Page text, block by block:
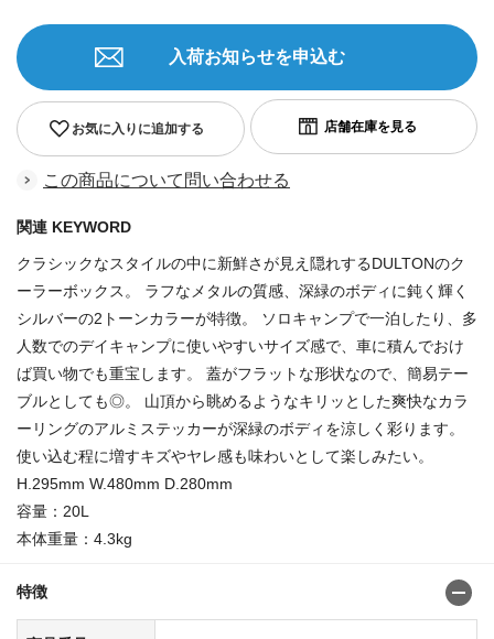
お気に入りに追加する
入荷お知らせを申込む
この商品について問い合わせる
関連 KEYWORD
クラシックなスタイルの中に新鮮さが見え隠れするDULTONのク
ーラーボックス。 ラフなメタルの質感、深緑のボディに鈍く輝く
シルバーの2トーンカラーが特徴。 ソロキャンプで一泊したり、多
人数でのデイキャンプに使いやすいサイズ感で、車に積んでおけ
ば買い物でも重宝します。 蓋がフラットな形状なので、簡易テー
ブルとしても◎。 山頂から眺めるようなキリッとした爽快なカラ
ーリングのアルミステッカーが深緑のボディを涼しく彩ります。
使い込む程に増すキズやヤレ感も味わいとして楽しみたい。
H.295mm W.480mm D.280mm
容量：20L
本体重量：4.3kg
特徴